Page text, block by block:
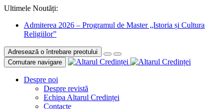
Ultimele Noutăți:
Admiterea 2026 – Programul de Master „Istoria și Cultura
Religiilor”
Adresează o întrebare preotului
Comutare navigare
Despre noi
Despre revistă
Echipa Altarul Credinței
Contacte